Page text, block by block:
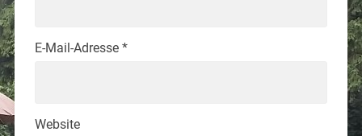
E-Mail-Adresse *
Website